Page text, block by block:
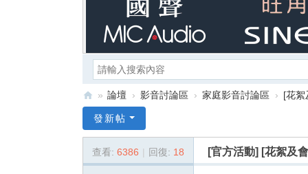
en
dy
» 論壇 › 影音討論區 › 家庭影音討論區 › [花絮
發新帖
查看: 6386 | 回復: 18 [官方活動] [花絮及